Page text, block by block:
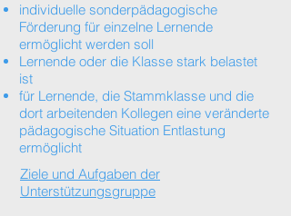
individuelle sonderpädagogische
Förderung für einzelne Lernende
ermöglicht werden soll
Lernende oder die Klasse stark belastet
ist
für Lernende, die Stammklasse und die
dort arbeitenden Kollegen eine veränderte
pädagogische Situation Entlastung
ermöglicht
Ziele und Aufgaben der
Unterstützungsgruppe